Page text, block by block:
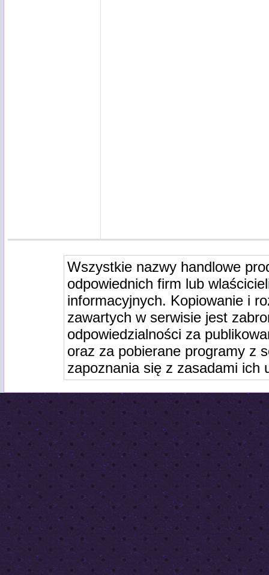
Wszystkie nazwy handlowe
odpowiednich firm lub
informacyjnych. Kopiowanie i
zawartych w serwisie jest
odpowiedzialności za
oraz za pobierane programy z
zapoznania się z zasadami ich